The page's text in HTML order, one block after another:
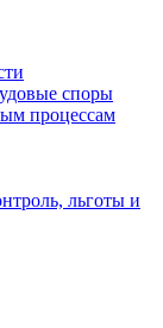
споры
процессам
льготы и